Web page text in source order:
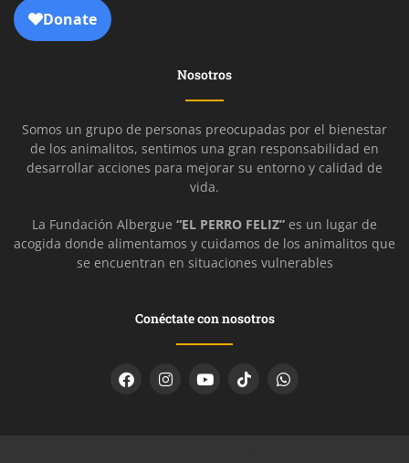
Nosotros
Somos un grupo de personas preocupadas por el bienestar
de los animalitos, sentimos una gran responsabilidad en
desarrollar acciones para mejorar su entorno y calidad de
vida.
La Fundación Albergue “EL PERRO FELIZ” es un lugar de
acogida donde alimentamos y cuidamos de los animalitos que
se encuentran en situaciones vulnerables
Conéctate con nosotros